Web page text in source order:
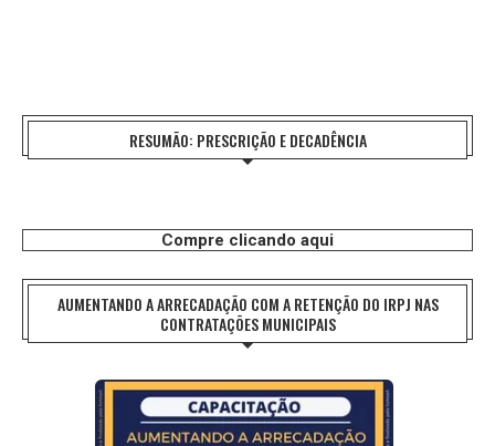
RESUMÃO: PRESCRIÇÃO E DECADÊNCIA
Compre clicando aqui
AUMENTANDO A ARRECADAÇÃO COM A RETENÇÃO DO IRPJ NAS
CONTRATAÇÕES MUNICIPAIS